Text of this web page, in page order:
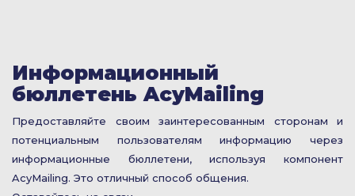
Информационный
бюллетень AcyMailing
Предоставляйте своим заинтересованным сторонам и
потенциальным пользователям информацию через
информационные бюллетени, используя компонент
AcyMailing. Это отличный способ общения.